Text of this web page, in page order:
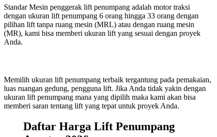
Standar Mesin penggerak lift penumpang adalah motor traksi
dengan ukuran lift penumpang 6 orang hingga 33 orang dengan
pilihan lift tanpa ruang mesin (MRL) atau dengan ruang mesin
(MR), kami bisa memberi ukuran lift yang sesuai dengan proyek
Anda.
Memilih ukuran lift penumpang terbaik tergantung pada pemakaian,
luas ruangan gedung, pengguna lift. Jika Anda tidak yakin dengan
ukuran lift penumpang mana yang dipilih maka kami akan bisa
memberi saran tentang lift yang tepat untuk proyek Anda.
Daftar Harga Lift Penumpang